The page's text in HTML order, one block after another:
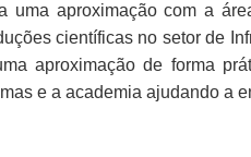
uma aproximação com a
científicas no setor de
aproximação de forma
e a academia ajudando a